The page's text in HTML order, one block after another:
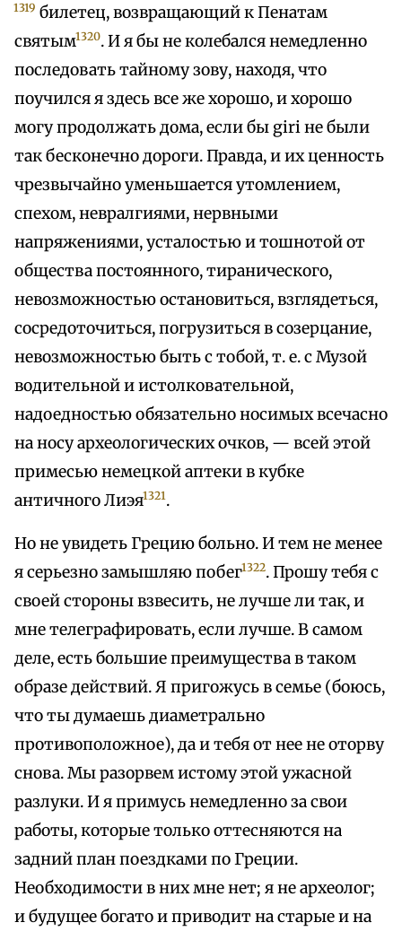
1319 билетец, возвращающий к Пенатам
святым1320. И я бы не колебался немедленно
последовать тайному зову, находя, что
поучился я здесь все же хорошо, и хорошо
могу продолжать дома, если бы giri не были
так бесконечно дороги. Правда, и их ценность
чрезвычайно уменьшается утомлением,
спехом, невралгиями, нервными
напряжениями, усталостью и тошнотой от
общества постоянного, тиранического,
невозможностью остановиться, взглядеться,
сосредоточиться, погрузиться в созерцание,
невозможностью быть с тобой, т. е. с Музой
водительной и истолковательной,
надоедностью обязательно носимых всечасно
на носу археологических очков, — всей этой
примесью немецкой аптеки в кубке
античного Лиэя1321.
Но не увидеть Грецию больно. И тем не менее
я серьезно замышляю побег1322. Прошу тебя с
своей стороны взвесить, не лучше ли так, и
мне телеграфировать, если лучше. В самом
деле, есть большие преимущества в таком
образе действий. Я пригожусь в семье (боюсь,
что ты думаешь диаметрально
противоположное), да и тебя от нее не оторву
снова. Мы разорвем истому этой ужасной
разлуки. И я примусь немедленно за свои
работы, которые только оттесняются на
задний план поездками по Греции.
Необходимости в них мне нет; я не археолог;
и будущее богато и приводит на старые и на